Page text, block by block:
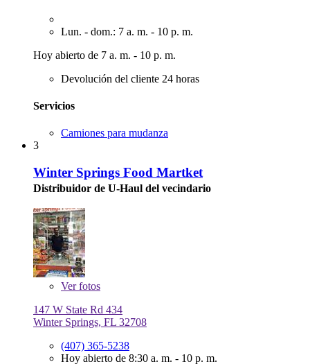
Lun. - dom.: 7 a. m. - 10 p. m.
Hoy abierto de 7 a. m. - 10 p. m.
Devolución del cliente 24 horas
Servicios
Camiones para mudanza
3
Winter Springs Food Martket
Distribuidor de U-Haul del vecindario
Verfotos
147 W State Rd 434
Winter Springs, FL 32708
(407) 365-5238
Hoy abierto de 8:30 a. m. - 10 p. m.